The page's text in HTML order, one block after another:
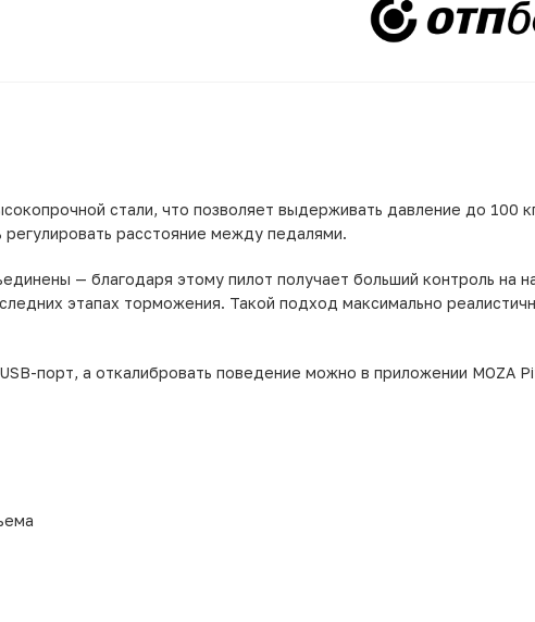
стали, что позволяет выдерживать давление до 100
расстояние между педалями.
— благодаря этому пилот получает больший контроль на
этапах торможения. Такой подход максимально
порт, а откалибровать поведение можно в приложении MOZA